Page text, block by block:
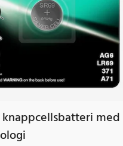
knappcellsbatteri med